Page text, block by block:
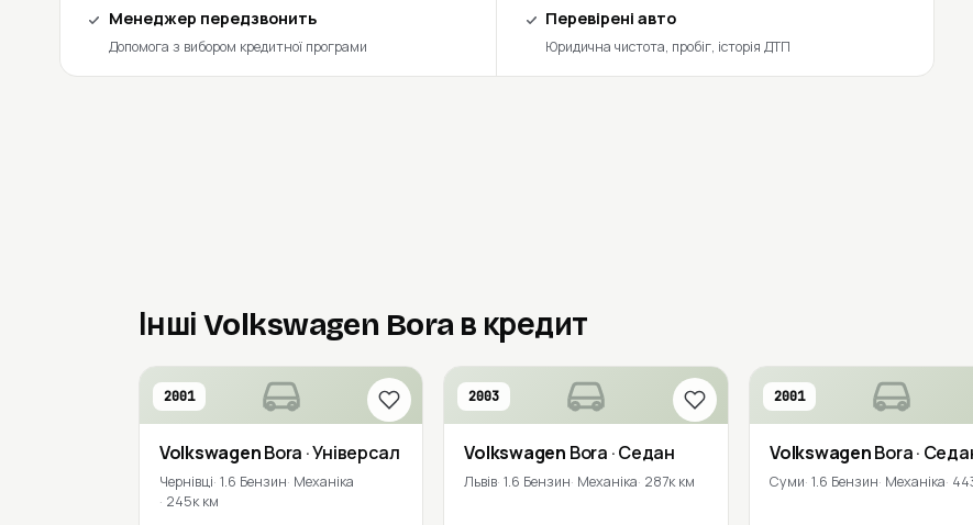
Менеджер передзвонить
Допомога з вибором кредитної програми
Перевірені авто
Юридична чистота, пробіг, історія ДТП
Інші Volkswagen Bora в кредит
2001
VolkswagenBora · Універсал
Чернівці 1.6 Бензин Механіка
245к км
2003
Volkswagen Bora · Седан
Львів 1.6 Бензин Механіка 287к км
2001
VolkswagenBora·
Суми 1.6 Бензин Механіка